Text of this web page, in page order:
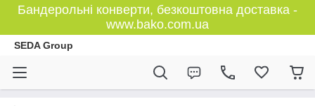
Бандерольні конверти, безкоштовна доставка -
www.bako.com.ua
SEDA Group